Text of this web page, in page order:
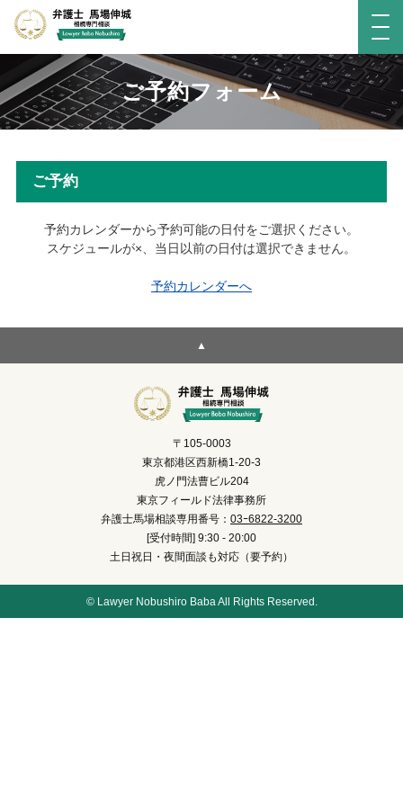
ご予約フォーム
ご予約
予約カレンダーから予約可能の日付をご選択ください。
スケジュールが×、当日以前の日付は選択できません。
予約カレンダーへ
▲
〒105-0003
東京都港区西新橋1-20-3
虎ノ門法曹ビル204
東京フィールド法律事務所
弁護士馬場相談専用番号： 03ｰ6822-3200
[受付時間] 9:30 - 20:00
土日祝日・夜間面談も対応（要予約）
© Lawyer Nobushiro Baba All Rights Reserved.